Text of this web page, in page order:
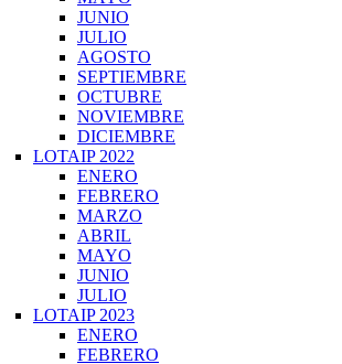
JUNIO
JULIO
AGOSTO
SEPTIEMBRE
OCTUBRE
NOVIEMBRE
DICIEMBRE
LOTAIP 2022
ENERO
FEBRERO
MARZO
ABRIL
MAYO
JUNIO
JULIO
LOTAIP 2023
ENERO
FEBRERO